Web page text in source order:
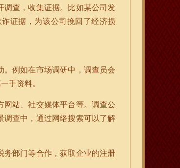
调查，收集证据。比如某公司发
证据，为该公司挽回了经济损
例如在市场调研中，调查员会
手资料。
网站、社交媒体平台等。调查公
调查中，通过网络搜索可以了解
务部门等合作，获取企业的注册